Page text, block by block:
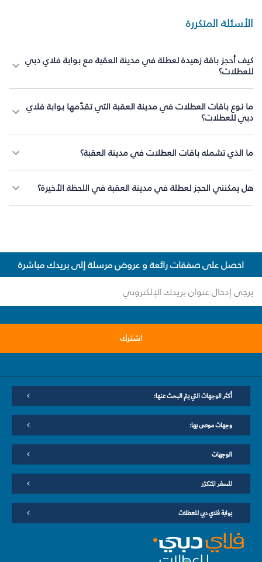
الأسئلة المتكررة
كيف أحجز باقة زهيدة لعطلة في مدينة العقبة مع بوابة فلاي دبي
للعطلات؟
ما نوع باقات العطلات في مدينة العقبة التي تقدّمها بوابة فلاي
دبي للعطلات؟
ما الذي تشمله باقات العطلات في مدينة العقبة؟
هل يمكنني الحجز لعطلة في مدينة العقبة في اللحظة الأخيرة؟
احصل على صفقات رائعة و عروض مرسلة إلى بريدك مباشرة
اشترك
أكثر الوجهات التي يتم البحث عنها:
وجهات موصى بها:
الوجهات
للسفر المتكرّر
بوابة فلاي دبي للعطلات